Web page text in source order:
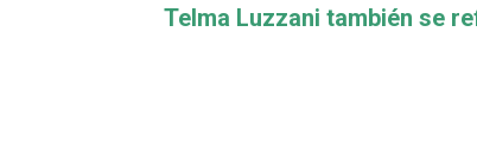
de
Telma Luzzani también se